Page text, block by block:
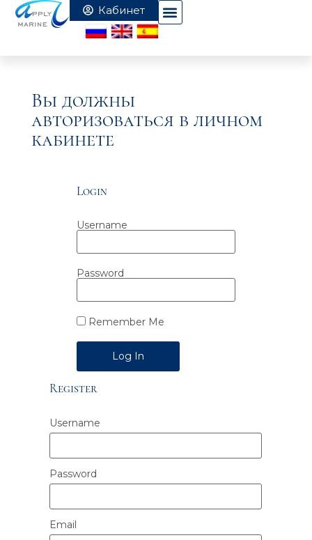
Вы должны
авторизоваться в личном
кабинете
Login
Username
Password
Remember Me
Alternative:
Register
Username
Password
Email